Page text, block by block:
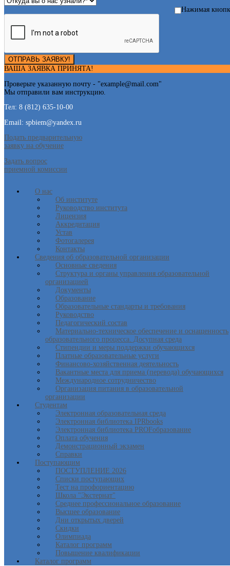
Нажимая
ОТПРАВЬ ЗАЯВКУ!
ВАША ЗАЯВКА ПРИНЯТА!
Проверьте указанную почту - "example@mail.com"
Мы отправили вам инструкцию.
Тел: 8 (812) 635-10-00
Email: spbiem@yandex.ru
Подать предварительную
заявку на обучение
Задать вопрос
приемной комиссии
О нас
Об институте
Руководство института
Лицензия
Аккредитация
Устав
Фотогалерея
Контакты
Сведения об образовательной организации
Основные сведения
Структура и органы управления образовательной
организацией
Документы
Образование
Образовательные стандарты и требования
Руководство
Педагогический состав
Материально-техническое обеспечение и оснащенность
образовательного процесса. Досупная среда
Стипендии и меры поддержки обучающихся
Платные образовательные услуги
Финансово-хозяйственная деятельность
Вакантные места для приема (перевода) обучающихся
Международное сотрудничество
Организация питания в образовательной
организации
Студентам
Электронная образовательная среда
Электронная библиотека IPRbooks
Электронная библиотека PROFобразование
Оплата обучения
Демонстрационный экзамен
Справки
Поступающим
ПОСТУПЛЕНИЕ 2026
Списки поступающих
Тест на профориентацию
Школа "Экстернат"
Среднее профессиональное образование
Высшее образование
Дни открытых дверей
Скидки
Олимпиада
Каталог программ
Повышение квалификации
Каталог программ